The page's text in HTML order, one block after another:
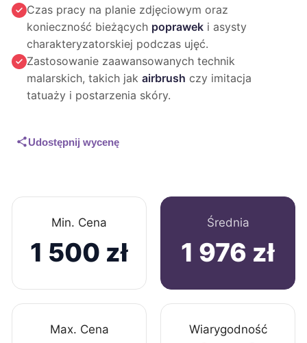
Czas pracy na planie zdjęciowym oraz
konieczność bieżących poprawek i asysty
charakteryzatorskiej podczas ujęć.
Zastosowanie zaawansowanych technik
malarskich, takich jak airbrush czy imitacja
tatuaży i postarzenia skóry.
Udostępnij wycenę
Min. Cena
1 500 zł
Średnia
1 976 zł
Max. Cena Wiarygodność